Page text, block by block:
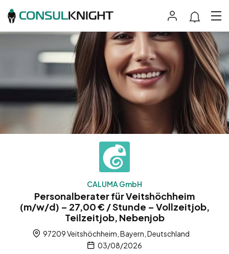
CALUMA GmbH
Personalberater für Veitshöchheim
(m/w/d) – 27,00 € / Stunde – Vollzeitjob,
Teilzeitjob, Nebenjob
97209 Veitshöchheim, Bayern, Deutschland
03/08/2026